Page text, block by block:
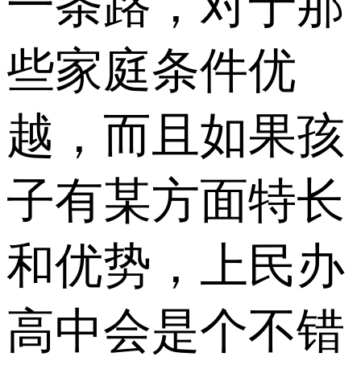
些家庭条件优
越，而且如果孩
子有某方面特长
和优势，上民办
高中会是个不错